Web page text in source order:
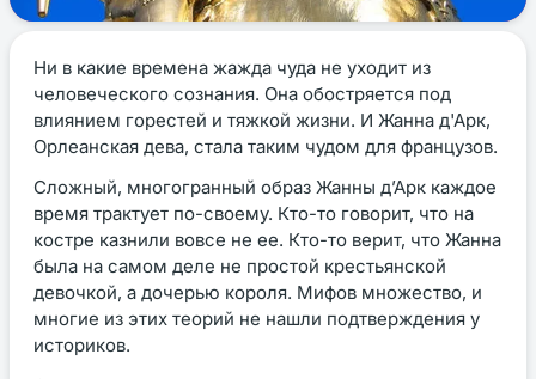
Ни в какие времена жажда чуда не уходит из
человеческого сознания. Она обостряется под
влиянием горестей и тяжкой жизни. И Жанна д'Арк,
Орлеанская дева, стала таким чудом для французов.
Сложный, многогранный образ Жанны д’Арк каждое
время трактует по-своему. Кто-то говорит, что на
костре казнили вовсе не ее. Кто-то верит, что Жанна
была на самом деле не простой крестьянской
девочкой, а дочерью короля. Мифов множество, и
многие из этих теорий не нашли подтверждения у
историков.